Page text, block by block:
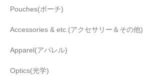
Pouches(ポーチ)
Accessories & etc.(アクセサリー＆その他)
Apparel(アパレル)
Optics(光学)